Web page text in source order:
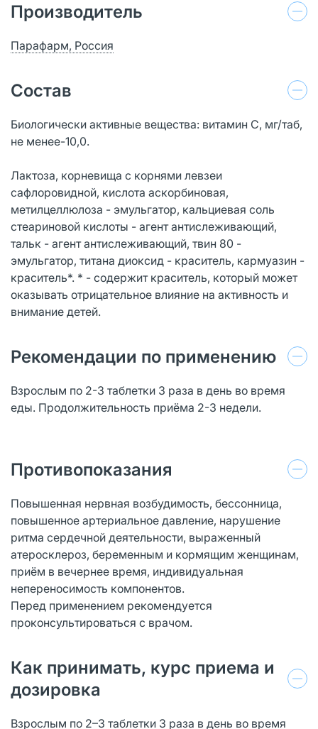
Производитель
Парафарм, Россия
Состав
Биологически активные вещества: витамин С, мг/таб,
не менее-10,0.
Лактоза, корневища с корнями левзеи
сафлоровидной, кислота аскорбиновая,
метилцеллюлоза - эмульгатор, кальциевая соль
стеариновой кислоты - агент антислеживающий,
тальк - агент антислеживающий, твин 80 -
эмульгатор, титана диоксид - краситель, кармуазин -
краситель*. * - содержит краситель, который может
оказывать отрицательное влияние на активность и
внимание детей.
Рекомендации по применению
Взрослым по 2-3 таблетки 3 раза в день во время
еды. Продолжительность приёма 2-3 недели.
Противопоказания
Повышенная нервная возбудимость, бессонница,
повышенное артериальное давление, нарушение
ритма сердечной деятельности, выраженный
атеросклероз, беременным и кормящим женщинам,
приём в вечернее время, индивидуальная
непереносимость компонентов.
Перед применением рекомендуется
проконсультироваться с врачом.
Как принимать, курс приема и
дозировка
Взрослым по 2–3 таблетки 3 раза в день во время